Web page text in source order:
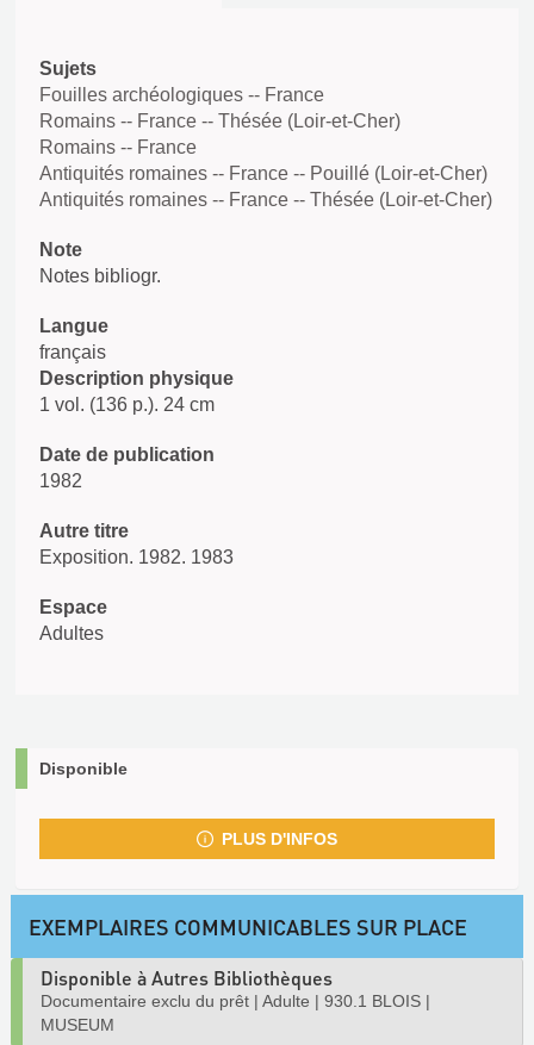
Sujets
Fouilles archéologiques -- France
Romains -- France -- Thésée (Loir-et-Cher)
Romains -- France
Antiquités romaines -- France -- Pouillé (Loir-et-Cher)
Antiquités romaines -- France -- Thésée (Loir-et-Cher)
Note
Notes bibliogr.
Langue
français
Description physique
1 vol. (136 p.). 24 cm
Date de publication
1982
Autre titre
Exposition. 1982. 1983
Espace
Adultes
Disponible
PLUS D'INFOS
EXEMPLAIRES COMMUNICABLES SUR PLACE
Disponible à Autres Bibliothèques
Documentaire exclu du prêt | Adulte | 930.1 BLOIS |
MUSEUM